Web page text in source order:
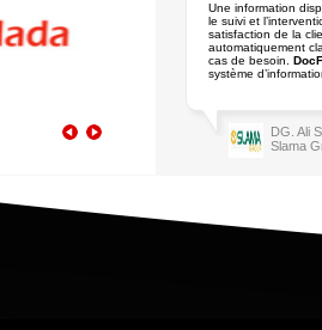
DG. Ali
Slama
Une information
le suivi et
satisfaction de la
automatiquement
cas de besoin.
système